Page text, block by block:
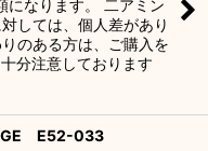
なります。 二アミン
しては、個人差があり
のある方は、ご購入を
分注意しております
E52-033